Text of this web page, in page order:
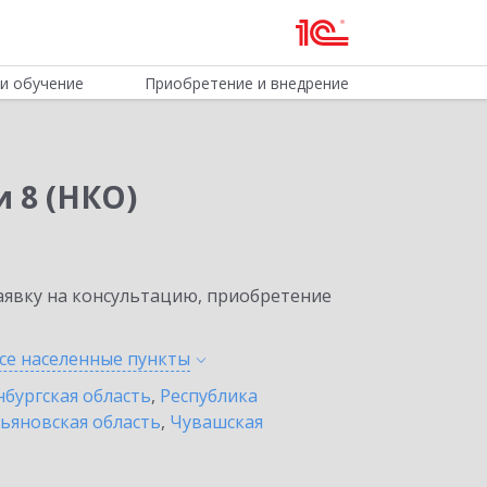
обучение Приобретение и внедрение
8 (НКО)
на консультацию, приобретение
населенные пункты
область, Республика
область, Чувашская